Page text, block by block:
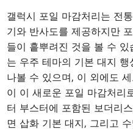
갤럭시 포일 마감처리는 전
기와 반사도를 제공하지만
들이 흩뿌려진 것을 볼 수
는 우주 테마의 기본 대지
나볼 수 있으며, 이 외에도
이 이 새로운 포일 마감처리
터 부스터에 포함된 보더리
면 삽화 기본 대지, 그리고